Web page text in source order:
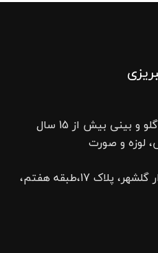
نفر اول پربورد تخصصی گوش، گلو و بینی بیش از 15 سال
لوزه و صورت
تهران، خیابان جردن، بلوار گلشهر، پلاک 17،طبقه هفتم،